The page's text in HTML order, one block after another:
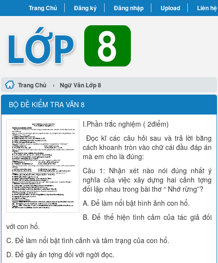
Trang Chủ Đăng ký Đăng nhập Upload Liên hệ
Trang Chủ › Ngữ Văn Lớp 8
BỘ ĐỀ KIỂM TRA VĂN 8
I.Phần trắc nghiệm ( 2điểm)
Đọc kĩ các câu hỏi sau và trả lời bằng
cách khoanh tròn vào chữ cái đầu đáp án
mà em cho là đúng:
Câu 1: Nhận xét nào nói đúng nhất ý
nghĩa của việc xây dựng hai cảnh tợng
đối lập nhau trong bài thơ “ Nhớ rừng”?
A. Để làm nổi bật hình ảnh con hổ.
B. Để thể hiện tình cảm của tác giả đối
với con hổ.
C. Để làm nổi bật tình cảnh và tâm trạng của con hổ.
D. Để gây ấn tợng đối với ngời đọc.